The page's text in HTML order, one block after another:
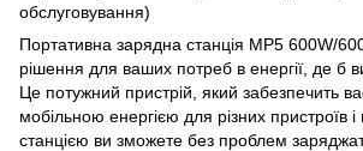
обслуговування)
Портативна зарядна станція MP5 600W/
рішення для ваших потреб в енергії, де б
Це потужний пристрій, який забезпечить
мобільною енергією для різних пристроїв і
станцією ви зможете без проблем